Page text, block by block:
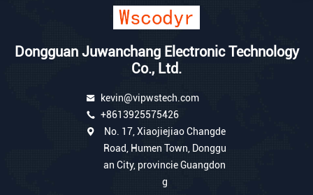
Dongguan Juwanchang Electronic Technology
Co., Ltd.
kevin@vipwstech.com
+8613925575426
No. 17, Xiaojiejiao Changde
Road, Humen Town, Donggu
an City, provincie Guangdon
g